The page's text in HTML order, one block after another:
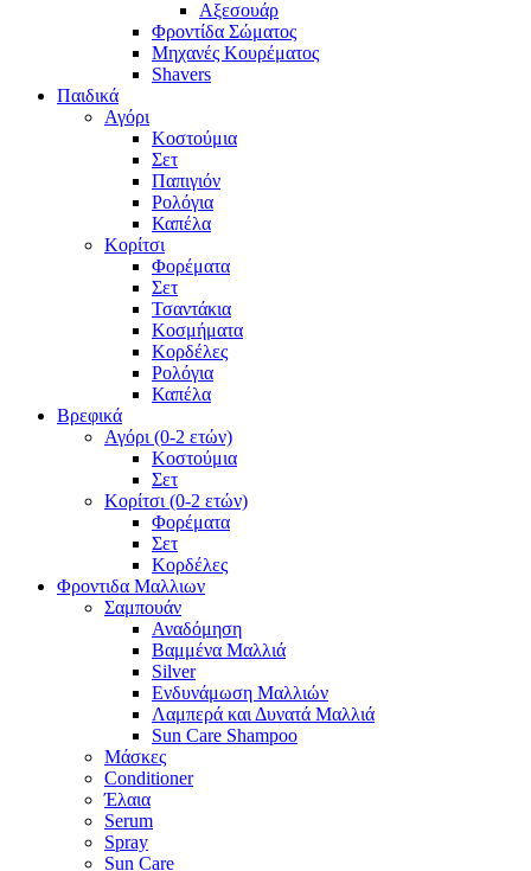
Αξεσουάρ
Φροντίδα Σώματος
Μηχανές Κουρέματος
Shavers
Παιδικά
Αγόρι
Κοστούμια
Σετ
Παπιγιόν
Ρολόγια
Καπέλα
Κορίτσι
Φορέματα
Σετ
Τσαντάκια
Κοσμήματα
Κορδέλες
Ρολόγια
Καπέλα
Βρεφικά
Αγόρι (0-2 ετών)
Κοστούμια
Σετ
Κορίτσι (0-2 ετών)
Φορέματα
Σετ
Κορδέλες
Φροντιδα Μαλλιων
Σαμπουάν
Αναδόμηση
Βαμμένα Μαλλιά
Silver
Ενδυνάμωση Μαλλιών
Λαμπερά και Δυνατά Μαλλιά
Sun Care Shampoo
Μάσκες
Conditioner
Έλαια
Serum
Spray
Sun Care